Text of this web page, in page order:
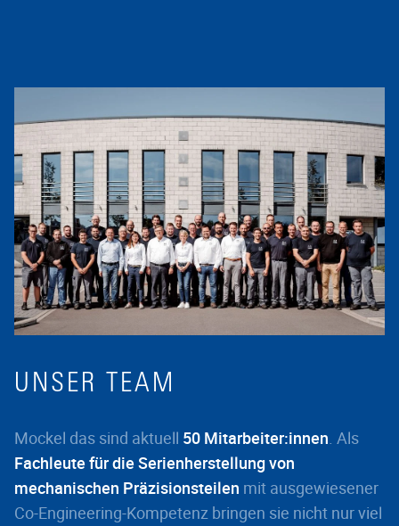
UNSER TEAM
Mockel das sind aktuell 50 Mitarbeiter:innen. Als
Fachleute für die Serienherstellung von
mechanischen Präzisionsteilen mit ausgewiesener
Co-Engineering-Kompetenz bringen sie nicht nur viel